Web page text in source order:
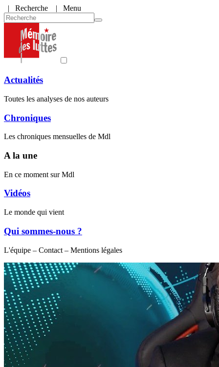
| Recherche | Menu
Actualités
Toutes les analyses de nos auteurs
Chroniques
Les chroniques mensuelles de Mdl
A la une
En ce moment sur Mdl
Vidéos
Le monde qui vient
Qui sommes-nous ?
L'équipe – Contact – Mentions légales